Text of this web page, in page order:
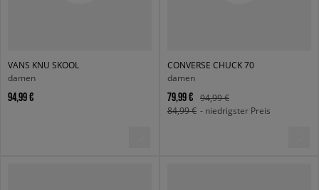
VANS KNU SKOOL
damen
94,99 €
CONVERSE CHUCK 70
damen
79,99 €
94,99 €
84,99 € - niedrigster Preis